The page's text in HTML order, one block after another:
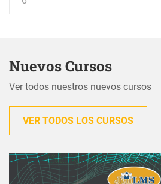
Nuevos Cursos
Ver todos nuestros nuevos cursos
VER TODOS LOS CURSOS